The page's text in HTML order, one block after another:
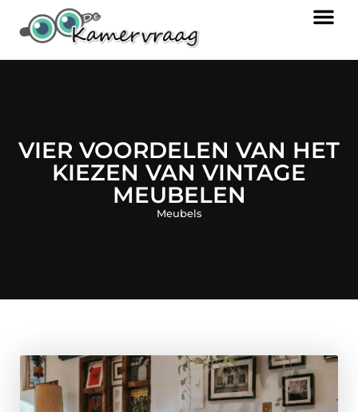
VIER VOORDELEN VAN HET
KIEZEN VAN VINTAGE
MEUBELEN
Meubels